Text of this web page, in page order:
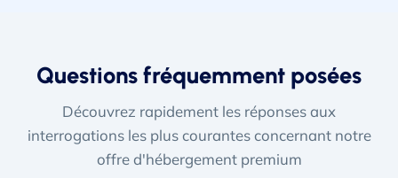
Questions fréquemment posées
Découvrez rapidement les réponses aux
interrogations les plus courantes concernant notre
offre d'hébergement premium